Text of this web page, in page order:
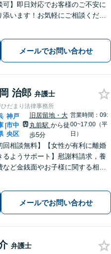
可】即日対応でお客様のご不安に
添います！お気軽にご相談くださ
メールでお問い合わせ
治郎 弁護士
だまり法律事務所
|
神戸
市中
央区
旧居留地・大
丸前駅 から徒
歩5分
営業時間：09:
00~17:00（平
日）
回相談無料】【女性が有利に離婚
るようサポート】慰謝料請求，養
など金銭面やお子様に関する相談
を大切にしながら交渉します。
相談可】【平日夜間可】【神戸
メールでお問い合わせ
弁護士